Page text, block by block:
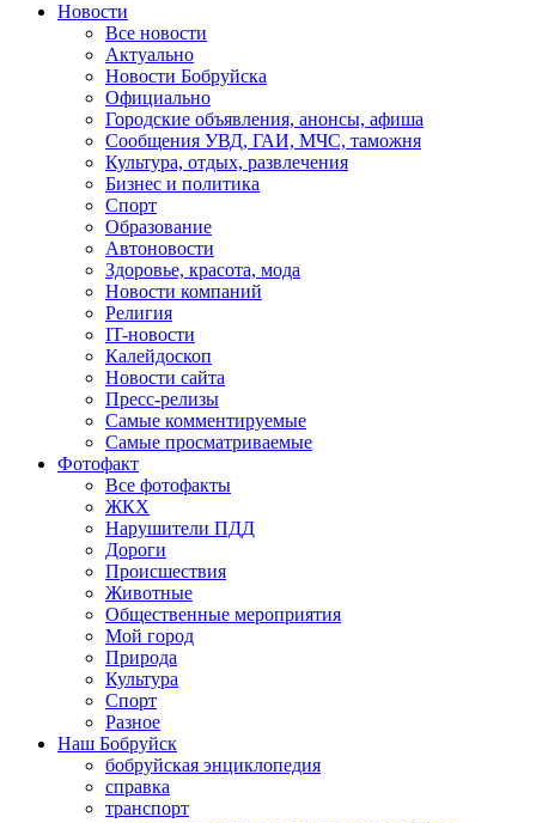
Новости
Все новости
Актуально
Новости Бобруйска
Официально
Городские объявления, анонсы, афиша
Сообщения УВД, ГАИ, МЧС, таможня
Культура, отдых, развлечения
Бизнес и политика
Спорт
Образование
Автоновости
Здоровье, красота, мода
Новости компаний
Религия
IT-новости
Калейдоскоп
Новости сайта
Пресс-релизы
Самые комментируемые
Самые просматриваемые
Фотофакт
Все фотофакты
ЖКХ
Нарушители ПДД
Дороги
Происшествия
Животные
Общественные мероприятия
Мой город
Природа
Культура
Спорт
Разное
Наш Бобруйск
бобруйская энциклопедия
справка
транспорт